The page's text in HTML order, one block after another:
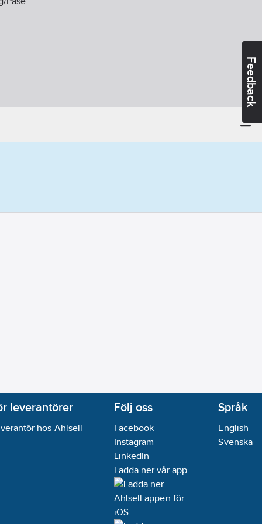
Feedback
leverantörer
hos Ahlsell
Följ oss
Facebook
Instagram
LinkedIn
Ladda ner vår app
Språk
English
Svenska